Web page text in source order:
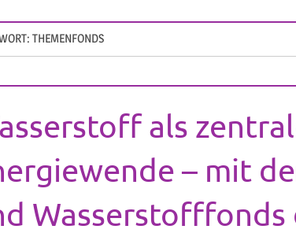
THEMENFONDS
als
– mit
Wasserstofffonds